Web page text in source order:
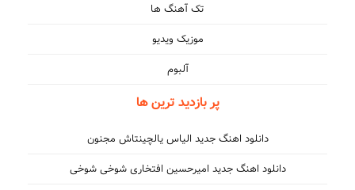
تک آهنگ ها
موزیک ویدیو
آلبوم
پر بازدید ترین ها
دانلود اهنگ جدید الیاس یالچینتاش مجنون
دانلود اهنگ جدید امیرحسین افتخاری شوخی شوخی